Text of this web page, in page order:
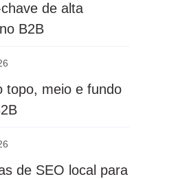
de alta
B2B
topo, meio e fundo
de SEO local para